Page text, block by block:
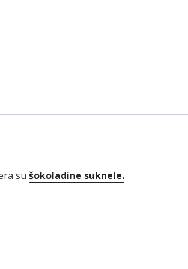
sušokoladine suknele.